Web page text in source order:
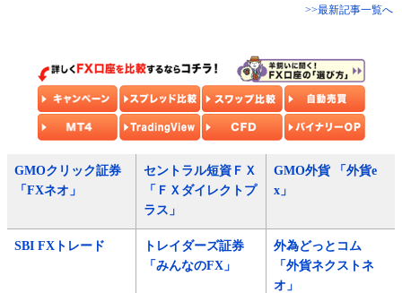
>>最新記事一覧へ
GMOクリック証券
「FXネオ」
セントラル短資ＦＸ
「ＦＸダイレクトプ
ラス」
GMO外貨 「外貨e
x」
SBI FXトレード
トレイダーズ証券
「みんなのFX」
外為どっとコム
「外貨ネクストネ
オ」